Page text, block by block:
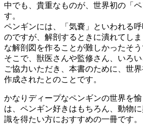
中でも、貴重なものが、世界初の「
す。
ペンギンには、「気嚢」といわれる
のですが、解剖するときに潰れてし
な解剖図を作ることが難しかったそう
そこで、獣医さんや監修さん、いろ
ご協力いただき、本書のために、世
作成されたとのことです。
かなりディープなペンギンの世界を
は、ペンギン好きはもちろん、動物
識を得たい方におすすめの一冊です。